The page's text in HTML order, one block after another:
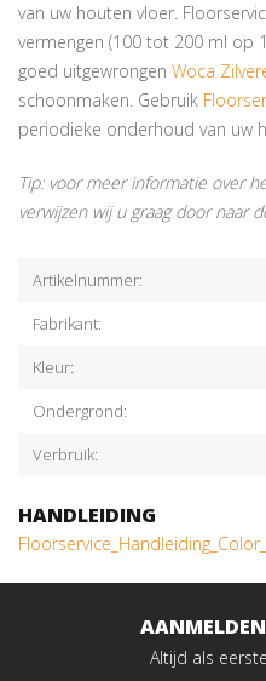
van uw houten vloer.
vermengen (100 tot 200 ml op
goed uitgewrongen Woca
schoonmaken. Gebruik
periodieke onderhoud van uw
Tip: voor meer informatie over
verwijzen wij u graag door naar
Artikelnummer:
Fabrikant:
Kleur:
Ondergrond:
Verbruik:
HANDLEIDING
Altijd als